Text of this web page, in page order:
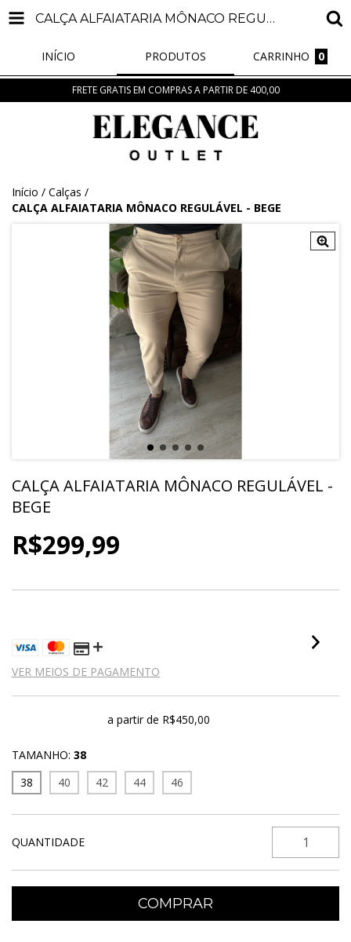
CALÇA ALFAIATARIA MÔNACO REGULÁVEL - BEGE
INÍCIO PRODUTOS CARRINHO 0
FRETE GRATIS EM COMPRAS A PARTIR DE 400,00
Início / Calças /
CALÇA ALFAIATARIA MÔNACO REGULÁVEL - BEGE
CALÇA ALFAIATARIA MÔNACO REGULÁVEL -
BEGE
R$299,99
VER MEIOS DE PAGAMENTO
a partir de R$450,00
TAMANHO: 38
38
40 42 44 46
QUANTIDADE